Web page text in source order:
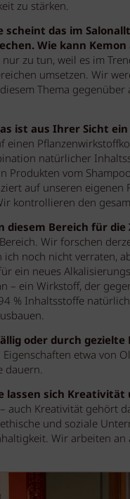
zu stärken.
das im
Wie kann
zu tun, weil es im
umsetzen. Wir
Thema
ist aus Ihrer Sicht
einen
natürlicher
Produkten vom
auf unseren eigenen
kontrollieren den
diesem Bereich für
Wir forschen
noch nicht verraten,
ein neues
– ein Wirkstoff, der
% Inhaltsstoffe
oder durch gezielte
etwa von
dauern.
lassen sich
auch Kreativität gehört
und soziale
Wir arbeiten